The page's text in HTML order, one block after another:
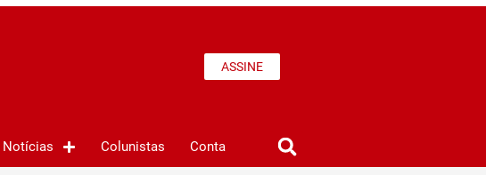
ASSINE
Notícias Colunistas Conta